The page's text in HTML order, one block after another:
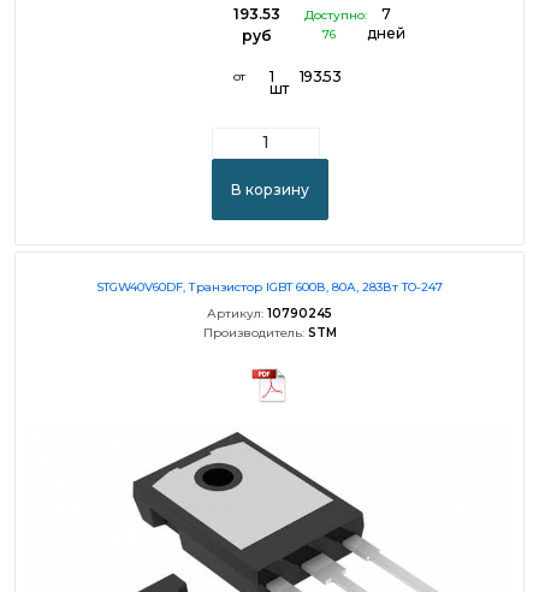
193.53
руб
Доступно:
76
7
дней
от 1
шт
193.53
В корзину
STGW40V60DF, Транзистор IGBT 600В, 80А, 283Вт TO-247
Артикул: 10790245
Производитель: STM